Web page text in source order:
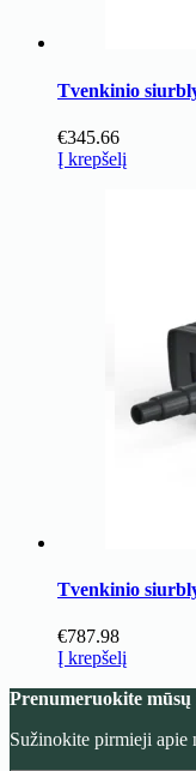
Tvenkinio
€345.66
Į krepšelį
Tvenkinio
€787.98
Į krepšelį
Prenumeruokite
Sužinokite pirmieji apie